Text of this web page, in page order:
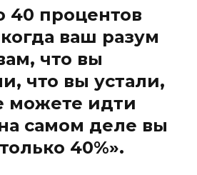
40 процентов
ваш разум
что вы
что вы устали,
можете идти
самом деле вы
40%».